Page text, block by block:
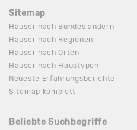
Sitemap
Häuser nach Bundesländern
Häuser nach Regionen
Häuser nach Orten
Häuser nach Haustypen
Neueste Erfahrungsberichte
Sitemap komplett
Beliebte Suchbegriffe